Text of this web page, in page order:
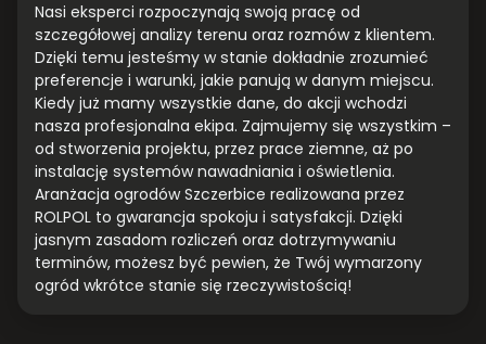
Nasi eksperci rozpoczynają swoją pracę od
szczegółowej analizy terenu oraz rozmów z klientem.
Dzięki temu jesteśmy w stanie dokładnie zrozumieć
preferencje i warunki, jakie panują w danym miejscu.
Kiedy już mamy wszystkie dane, do akcji wchodzi
nasza profesjonalna ekipa. Zajmujemy się wszystkim –
od stworzenia projektu, przez prace ziemne, aż po
instalację systemów nawadniania i oświetlenia.
Aranżacja ogrodów Szczerbice realizowana przez
ROLPOL to gwarancja spokoju i satysfakcji. Dzięki
jasnym zasadom rozliczeń oraz dotrzymywaniu
terminów, możesz być pewien, że Twój wymarzony
ogród wkrótce stanie się rzeczywistością!